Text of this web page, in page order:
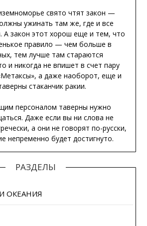
свято чтят закон —
ужинать там же, где и все
А закон этот хорош еще и тем, что
правило — чем больше в
тем лучше там стараются
и никогда не впишет в счет пару
а даже наоборот, еще и
стаканчик ракии.
персоналом таверны нужно
Даже если вы ни слова не
а они не говорят по-русски,
непременно будет достигнуто.
РАЗДЕЛЫ
ОКЕАНИЯ